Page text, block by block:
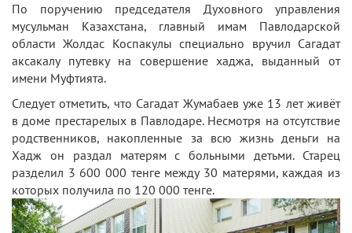
По поручению председателя Духовного управления
мусульман Казахстана, главный имам Павлодарской
области Жолдас Коспакулы специально вручил Сагадат
аксакалу путевку на совершение хаджа, выданный от
имени Муфтията.
Следует отметить, что Сагадат Жумабаев уже 13 лет живёт
в доме престарелых в Павлодаре. Несмотря на отсутствие
родственников, накопленные за всю жизнь деньги на
Хадж он раздал матерям с больными детьми. Старец
разделил 3 600 000 тенге между 30 матерями, каждая из
которых получила по 120 000 тенге.